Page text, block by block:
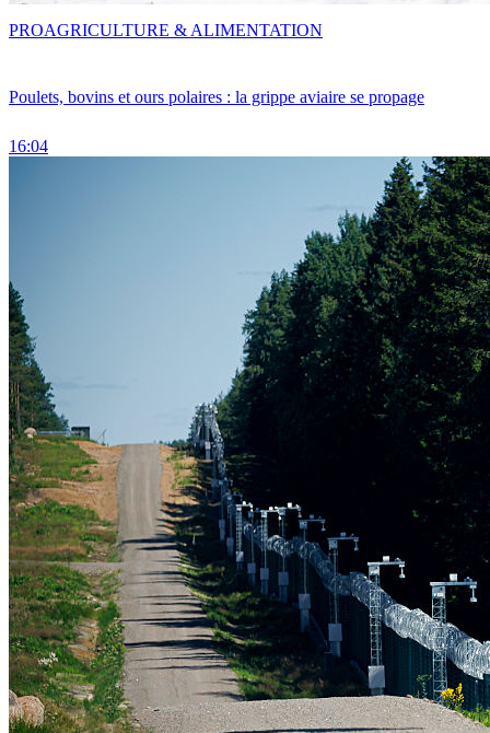
Poulets, bovins et ours polaires : la grippe aviaire se propage
16:04
PROAGRICULTURE & ALIMENTATION